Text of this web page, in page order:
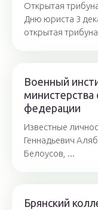
Открытая
Дню юриста 3
открытая
Военный
федерации
Известные
Геннадьевич
Белоусов, ...
Брянский